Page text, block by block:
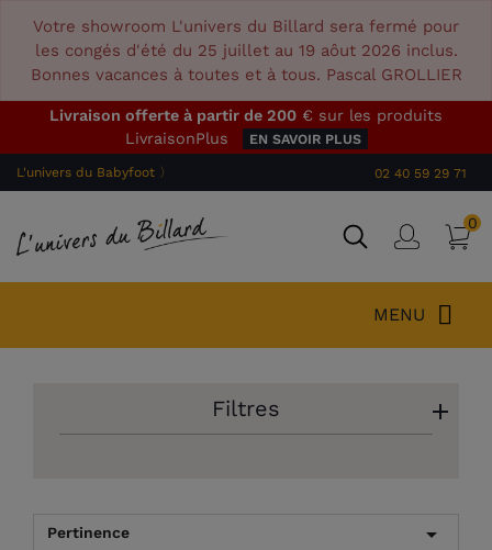
Votre showroom L'univers du Billard sera fermé pour
les congés d'été du 25 juillet au 19 aôut 2026 inclus.
Bonnes vacances à toutes et à tous. Pascal GROLLIER
Livraison offerte à partir de 200 € sur les produits
LivraisonPlus
EN SAVOIR PLUS
L'univers du Babyfoot 〉 02 40 59 29 71
0
MENU
Filtres
Pertinence 